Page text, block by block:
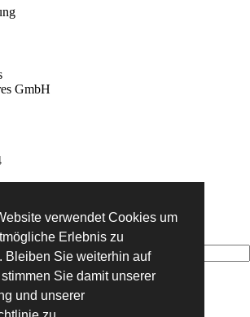
verwendet Cookies um
Erlebnis zu
Bleiben Sie weiterhin auf
Sie damit unserer
und unserer
GmbH